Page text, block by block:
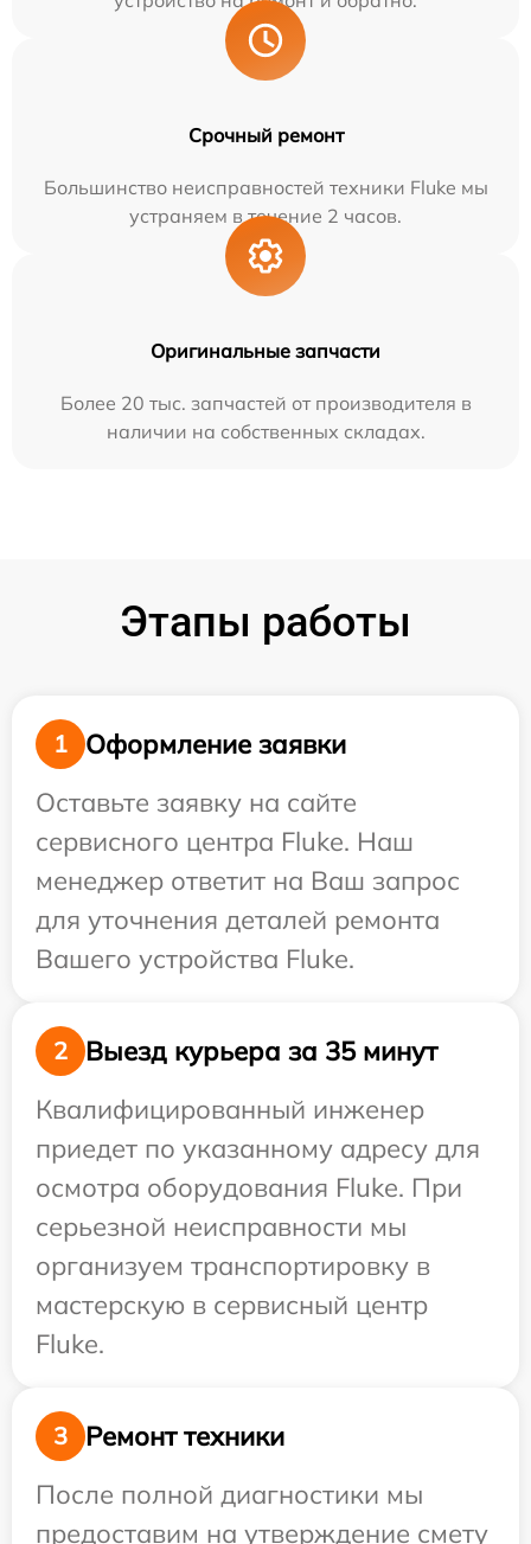
Срочный ремонт
Большинство неисправностей техники Fluke мы
устраняем в течение 2 часов.
Оригинальные запчасти
Более 20 тыс. запчастей от производителя в
наличии на собственных складах.
Этапы работы
1
Оформление заявки
Оставьте заявку на сайте
сервисного центра Fluke. Наш
менеджер ответит на Ваш запрос
для уточнения деталей ремонта
Вашего устройства Fluke.
2
Выезд курьера за 35 минут
Квалифицированный инженер
приедет по указанному адресу для
осмотра оборудования Fluke. При
серьезной неисправности мы
организуем транспортировку в
мастерскую в сервисный центр
Fluke.
3
Ремонт техники
После полной диагностики мы
предоставим на утверждение смету